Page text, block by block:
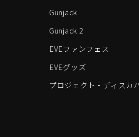
Gunjack
Gunjack 2
EVEファンフェス
EVEグッズ
プロジェクト・ディスカ